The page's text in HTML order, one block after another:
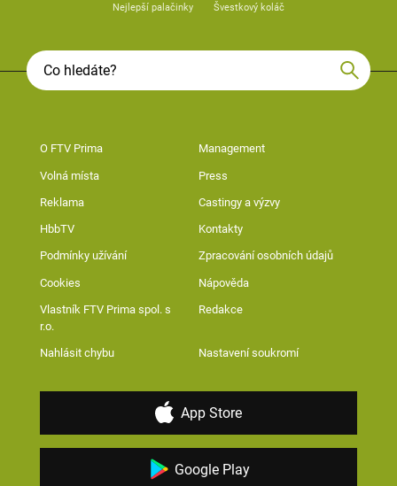
Nejlepší palačinky Švestkový koláč
O FTV Prima Management
Volná místa Press
Reklama Castingy a výzvy
HbbTV Kontakty
Podmínky užívání Zpracování osobních údajů
Cookies Nápověda
Vlastník FTV Prima spol. s
r.o.
Redakce
Nahlásit chybu Nastavení soukromí
App Store
Google Play